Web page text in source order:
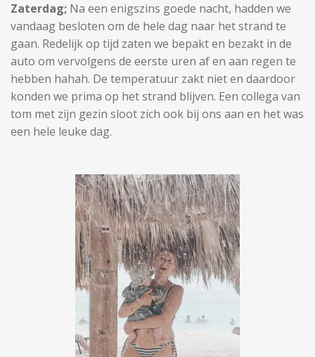
Zaterdag; Na een enigszins goede nacht, hadden we
vandaag besloten om de hele dag naar het strand te
gaan. Redelijk op tijd zaten we bepakt en bezakt in de
auto om vervolgens de eerste uren af en aan regen te
hebben hahah. De temperatuur zakt niet en daardoor
konden we prima op het strand blijven. Een collega van
tom met zijn gezin sloot zich ook bij ons aan en het was
een hele leuke dag.